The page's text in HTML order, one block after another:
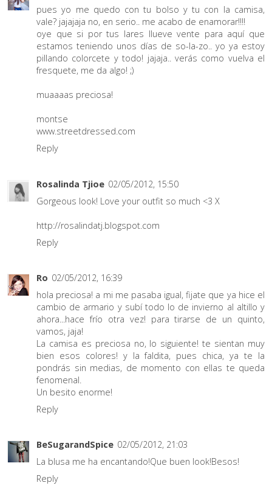
pues yo me quedo con tu bolso y tu con la camisa,
vale? jajajaja no, en serio.. me acabo de enamorar!!!!
oye que si por tus lares llueve vente para aquí que
estamos teniendo unos días de so-la-zo.. yo ya estoy
pillando colorcete y todo! jajaja.. verás como vuelva el
fresquete, me da algo! ;)
muaaaas preciosa!
montse
www.streetdressed.com
Reply
Rosalinda Tjioe 02/05/2012, 15:50
Gorgeous look! Love your outfit so much <3 X
http://rosalindatj.blogspot.com
Reply
Ro 02/05/2012, 16:39
hola preciosa! a mi me pasaba igual, fijate que ya hice el
cambio de armario y subí todo lo de invierno al altillo y
ahora...hace frío otra vez! para tirarse de un quinto,
vamos, jaja!
La camisa es preciosa no, lo siguiente! te sientan muy
bien esos colores! y la faldita, pues chica, ya te la
pondrás sin medias, de momento con ellas te queda
fenomenal.
Un besito enorme!
Reply
BeSugarandSpice 02/05/2012, 21:03
La blusa me ha encantando!Que buen look!Besos!
Reply